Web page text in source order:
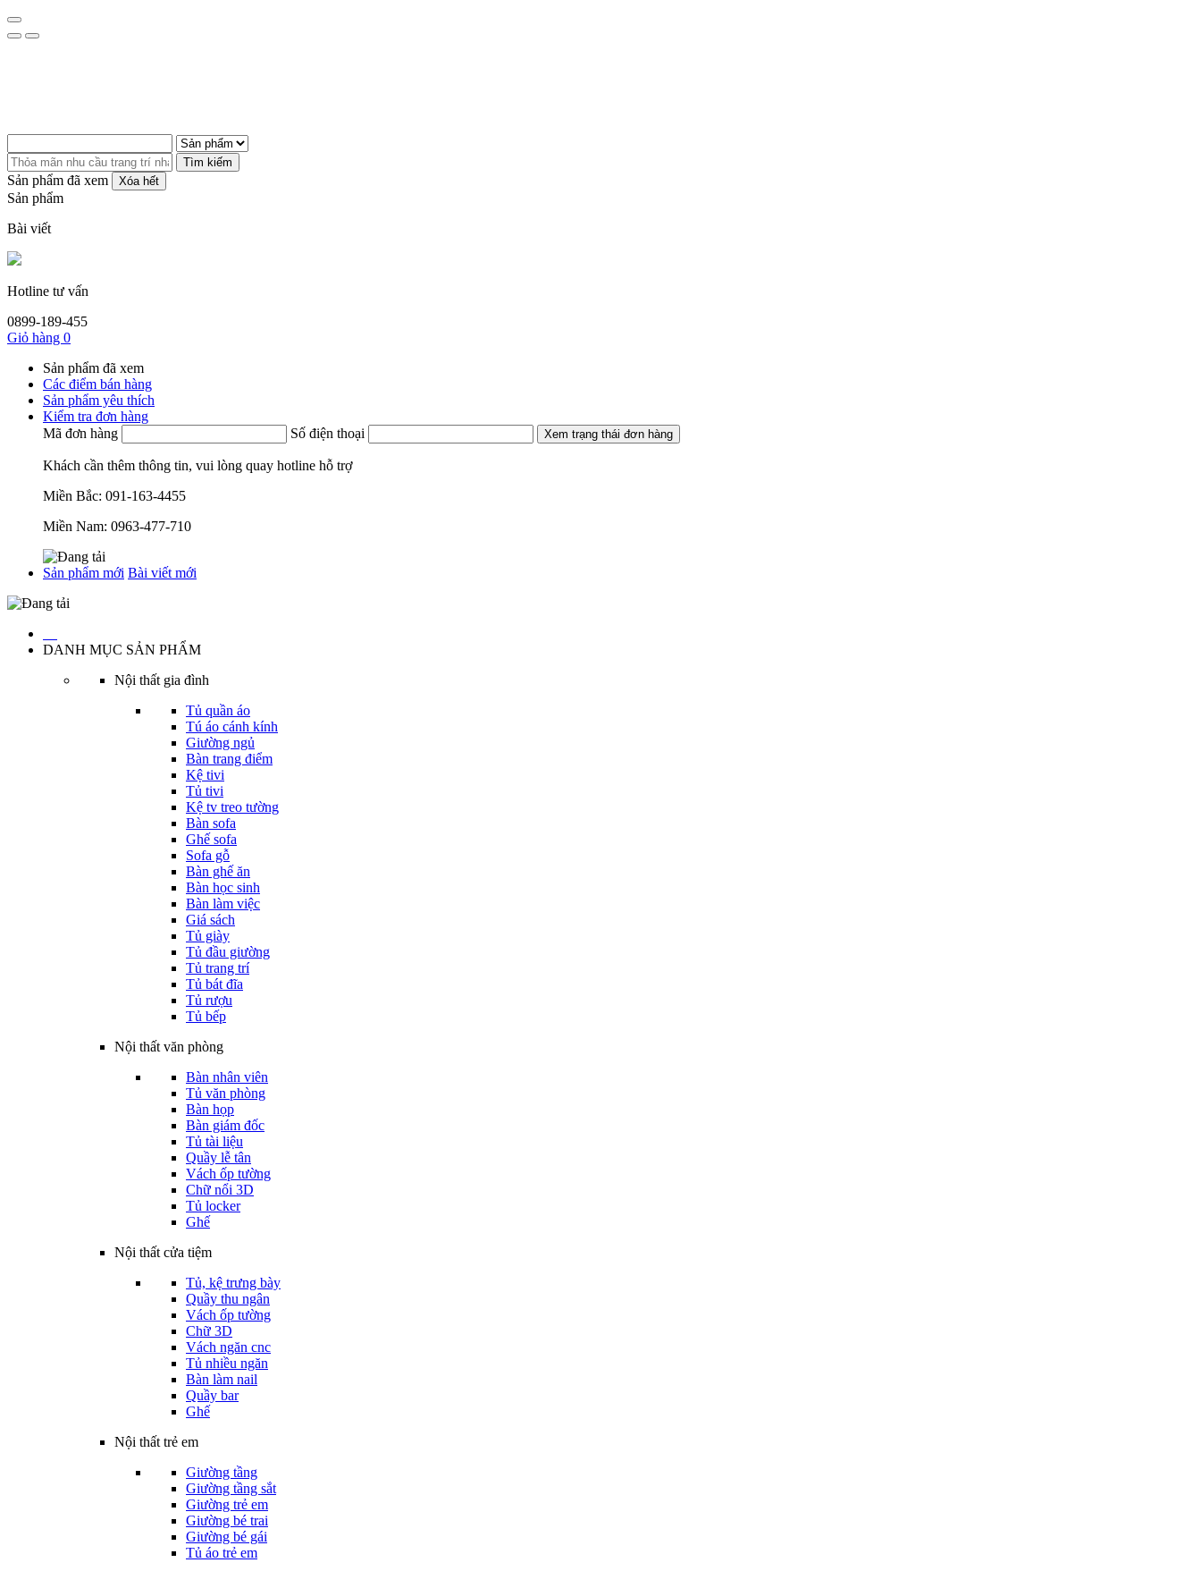
Tìm kiếm
Sản phẩm đã xem Xóa hết
Sản phẩm
Bài viết
Hotline tư vấn
0899-189-455
Giỏ hàng 0
Sản phẩm đã xem
Các điểm bán hàng
Sản phẩm yêu thích
Kiểm tra đơn hàng
Mã đơn hàng
Số điện thoại Xem trạng thái đơn hàng
Khách cần thêm thông tin, vui lòng quay hotline hỗ trợ
Miền Bắc: 091-163-4455
Miền Nam: 0963-477-710
Sản phẩm mới Bài viết mới
DANH MỤC SẢN PHẨM
Nội thất gia đình
Tủ quần áo
Tú áo cánh kính
Giường ngủ
Bàn trang điểm
Kệ tivi
Tủ tivi
Kệ tv treo tường
Bàn sofa
Ghế sofa
Sofa gỗ
Bàn ghế ăn
Bàn học sinh
Bàn làm việc
Giá sách
Tủ giày
Tủ đầu giường
Tủ trang trí
Tủ bát đĩa
Tủ rượu
Tủ bếp
Nội thất văn phòng
Bàn nhân viên
Tủ văn phòng
Bàn họp
Bàn giám đốc
Tủ tài liệu
Quầy lễ tân
Vách ốp tường
Chữ nổi 3D
Tủ locker
Ghế
Nội thất cửa tiệm
Tủ, kệ trưng bày
Quầy thu ngân
Vách ốp tường
Chữ 3D
Vách ngăn cnc
Tủ nhiều ngăn
Bàn làm nail
Quầy bar
Ghế
Nội thất trẻ em
Giường tầng
Giường tầng sắt
Giường trẻ em
Giường bé trai
Giường bé gái
Tủ áo trẻ em